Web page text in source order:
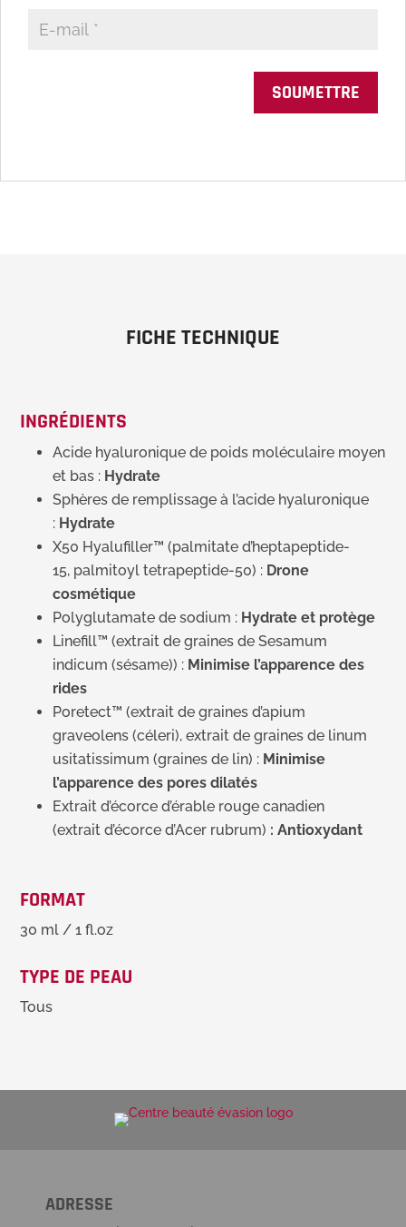
FICHE TECHNIQUE
INGRÉDIENTS
Acide hyaluronique de poids moléculaire moyen
et bas : Hydrate
Sphères de remplissage à l’acide hyaluronique
: Hydrate
X50 Hyalufiller™ (palmitate d’heptapeptide-
15, palmitoyl tetrapeptide-50) : Drone
cosmétique
Polyglutamate de sodium : Hydrate et protège
Linefill™ (extrait de graines de Sesamum
indicum (sésame)) : Minimise l’apparence des
rides
Poretect™ (extrait de graines d’apium
graveolens (céleri), extrait de graines de linum
usitatissimum (graines de lin) : Minimise
l’apparence des poresdilatés
Extrait d’écorce d’érable rouge canadien
(extrait d’écorce d’Acer rubrum) : Antioxydant
FORMAT
30 ml / 1 fl.oz
TYPE DE PEAU
Tous
ADRESSE